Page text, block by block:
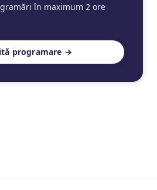
în maximum 2 ore
programare →